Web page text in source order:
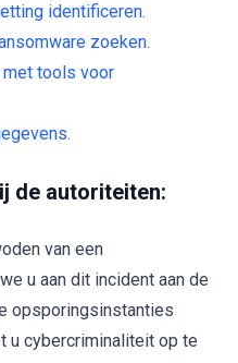
identificeren.
zoeken.
met tools voor
de autoriteiten:
van een
u aan dit incident aan de
opsporingsinstanties
u cybercriminaliteit op te